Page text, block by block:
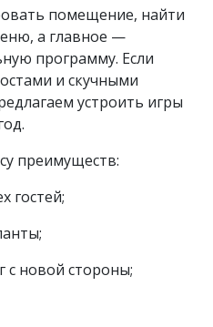
помещение, найти
а главное —
программу. Если
и скучными
устроить игры
преимуществ:
гостей;
с новой стороны;